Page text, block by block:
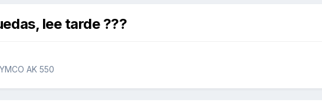
lee tarde ???
AK 550